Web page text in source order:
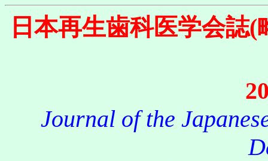
日本再生歯科医学会
Journal of the